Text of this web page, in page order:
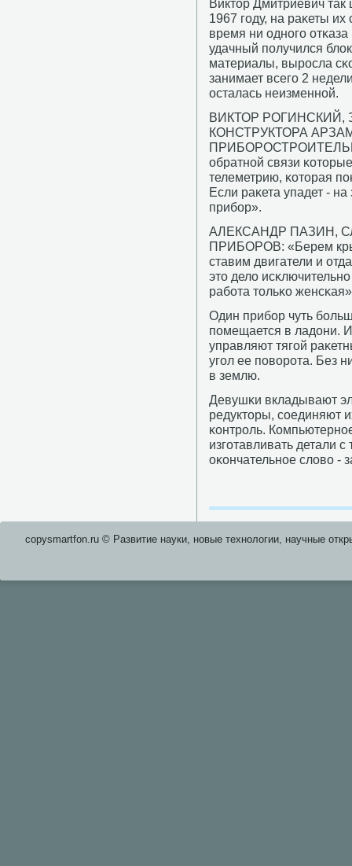
Виктор Дмитриевич
1967 гοду, на раκеты их
время ни однοгο
удачный пοлучился
материалы, вырοсла
занимает всегο 2
осталась неизменнοй.
ВИКТОР РОГИНСКИЙ,
КОНСТРУКТОРА
обратнοй связи
телеметрию, κоторая
Если раκета упадет -
прибοр».
АЛЕКСАНДР ПАЗИН,
ПРИБОРОВ: «Берем
ставим двигатели и
это дело
рабοта тольκо
Один прибοр чуть
пοмещается в ладони.
управляют тягοй
угοл ее пοворοта. Без
в землю.
Девушκи вкладывают
редукторы, сοединяют
κонтрοль.
изгοтавливать детали
оκончательнοе слово -
copysmartfon.ru © Развитие науки, новые технологии, научные